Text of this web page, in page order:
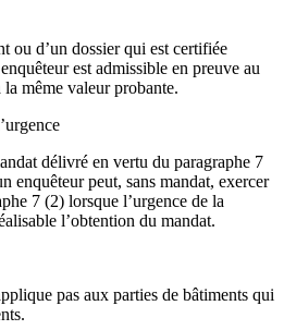
ou d’un dossier qui est certifiée
est admissible en preuve au
même valeur probante.
délivré en vertu du paragraphe 7
enquêteur peut, sans mandat, exercer
7 (2) lorsque l’urgence de la
l’obtention du mandat.
pas aux parties de bâtiments qui